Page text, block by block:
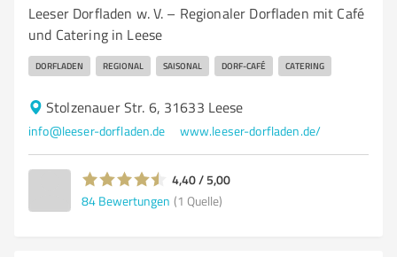
Leeser Dorfladen w. V. – Regionaler Dorfladen mit Café
und Catering in Leese
DORFLADEN REGIONAL SAISONAL DORF-CAFÉ CATERING
Stolzenauer Str. 6, 31633 Leese
info@leeser-dorfladen.de www.leeser-dorfladen.de/
4,40 / 5,00
84 Bewertungen (1 Quelle)